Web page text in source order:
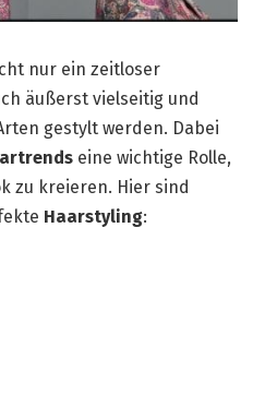
nur ein zeitloser
äußerst vielseitig und
gestylt werden. Dabei
eine wichtige Rolle,
zu kreieren. Hier sind
Haarstyling: